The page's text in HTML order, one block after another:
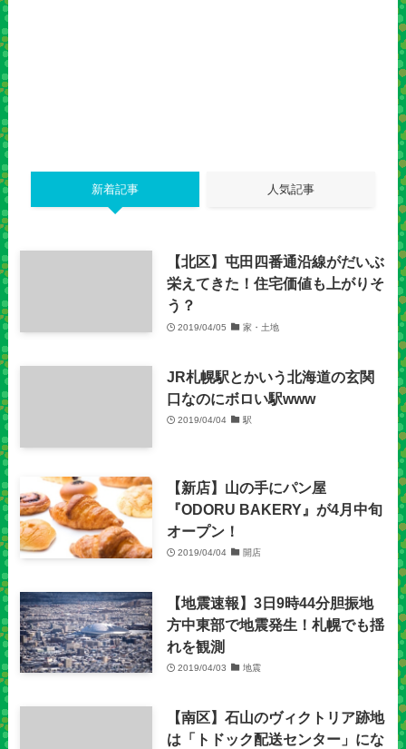
新着記事 人気記事
【北区】屯田四番通沿線がだいぶ
栄えてきた！住宅価値も上がりそ
う？
2019/04/05 家・土地
JR札幌駅とかいう北海道の玄関
口なのにボロい駅www
2019/04/04 駅
【新店】山の手にパン屋
『ODORU BAKERY』が4月中旬
オープン！
2019/04/04 開店
【地震速報】3日9時44分胆振地
方中東部で地震発生！札幌でも揺
れを観測
2019/04/03 地震
【南区】石山のヴィクトリア跡地
は「トドック配送センター」にな